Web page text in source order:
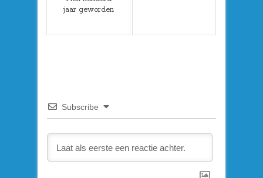
jaar geworden
Subscribe